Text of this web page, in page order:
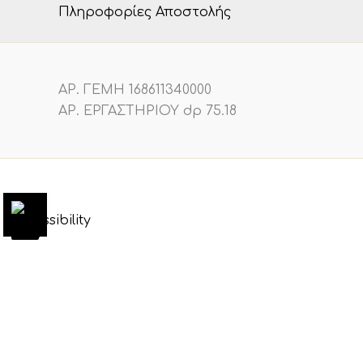
Πληροφορίες Αποστολής
ΑΡ. ΓΕΜΗ 168611340000
ΑΡ. ΕΡΓΑΣΤΗΡΙΟΥ dp 75.18